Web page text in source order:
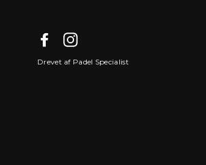
Facebook
Drevet af Padel Specialist